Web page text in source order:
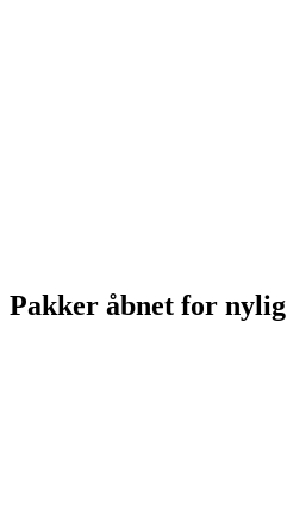
Pakker åbnet for nylig